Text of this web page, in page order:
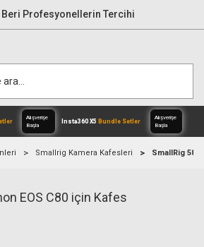
Beri Profesyonellerin Tercihi
IIIBundle Setler
Alışverişe
Smallrig Kamera Kafesleri SmallRig
EOS C80 için Kafes